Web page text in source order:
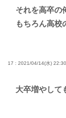
それを高卒の
もちろん高校
17 : 2021/04/14(水)
大卒増やして